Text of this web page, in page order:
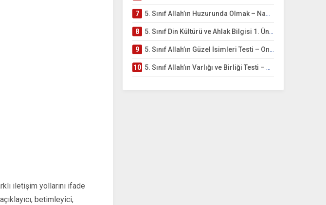
7 5. Sınıf Allah’ın Huzurunda Olmak – Namaz İbadeti Testi
8 5. Sınıf Din Kültürü ve Ahlak Bilgisi 1. Ünite: Allah İnancı Çalışmaları
9 5. Sınıf Allah’ın Güzel İsimleri Testi – Online Çöz
10 5. Sınıf Allah’ın Varlığı ve Birliği Testi – Online Çöz
iletişim yollarını ifade
betimleyici,